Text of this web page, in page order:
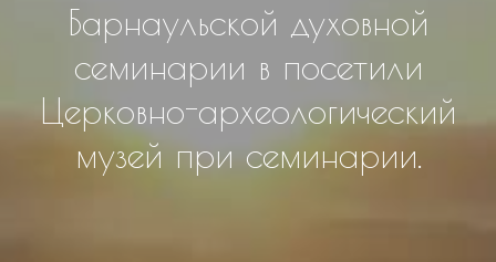
Барнаульской духовной
семинарии в посетили
Церковно-археологический
музей при семинарии.